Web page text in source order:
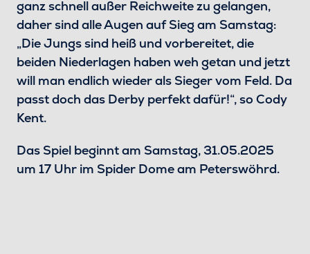
ganz schnell außer Reichweite zu gelangen,
daher sind alle Augen auf Sieg am Samstag:
„Die Jungs sind heiß und vorbereitet, die
beiden Niederlagen haben weh getan und jetzt
will man endlich wieder als Sieger vom Feld. Da
passt doch das Derby perfekt dafür!“, so Cody
Kent.
Das Spiel beginnt am Samstag, 31.05.2025
um 17 Uhr im Spider Dome am Peterswöhrd.